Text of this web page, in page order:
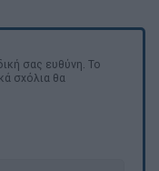
σας ευθύνη. Το
σχόλια θα